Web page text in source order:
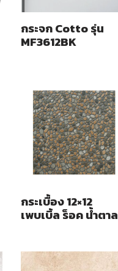
กระจก Cotto รุ่น
MF3612BK
กระเบื้อง 12×12
เพบเบิ้ล ร็อค น้ำตาล